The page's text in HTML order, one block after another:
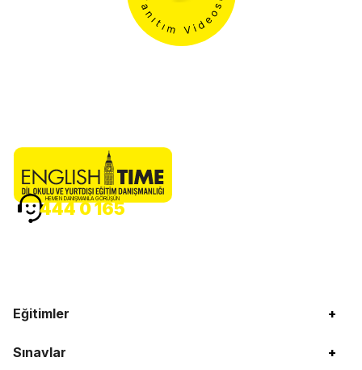
Eğitimler +
Sınavlar +
HEMEN DANIŞMANLA GÖRÜŞÜN
444 0 165